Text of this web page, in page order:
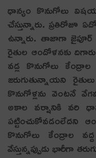
ధాన్యం కొనుగోలు
చేస్తున్నారు. ప్ర‌తిరోజూ
ఉన్నారు. తాజాగా
రైతుల ఆందోళనకు
వడ్ల కొనుగోలు
జరుగుతున్నాయని
కొనుగోళ్లను వెంటనే
అకాల వర్షానికి వరి
పట్టించుకోవడంలేదని
కొనుగోలు కేంద్రాల
వేస్తున్నప్పుడు భారీగా